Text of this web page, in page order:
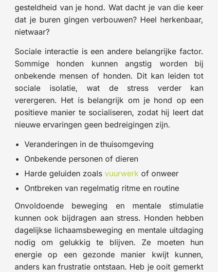
gesteldheid van je hond. Wat dacht je van die keer
dat je buren gingen verbouwen? Heel herkenbaar,
nietwaar?
Sociale interactie is een andere belangrijke factor.
Sommige honden kunnen angstig worden bij
onbekende mensen of honden. Dit kan leiden tot
sociale isolatie, wat de stress verder kan
verergeren. Het is belangrijk om je hond op een
positieve manier te socialiseren, zodat hij leert dat
nieuwe ervaringen geen bedreigingen zijn.
Veranderingen in de thuisomgeving
Onbekende personen of dieren
Harde geluiden zoals vuurwerk of onweer
Ontbreken van regelmatig ritme en routine
Onvoldoende beweging en mentale stimulatie
kunnen ook bijdragen aan stress. Honden hebben
dagelijkse lichaamsbeweging en mentale uitdaging
nodig om gelukkig te blijven. Ze moeten hun
energie op een gezonde manier kwijt kunnen,
anders kan frustratie ontstaan. Heb je ooit gemerkt